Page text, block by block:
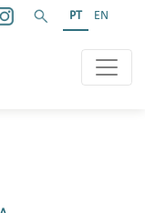
PT EN